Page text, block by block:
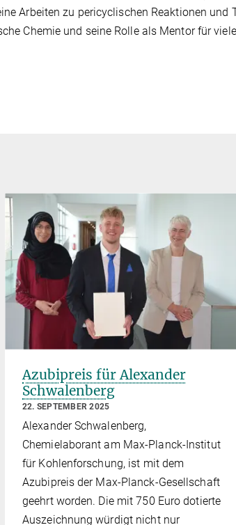
Arbeiten zu pericyclischen Reaktionen
Chemie und seine Rolle als Mentor für
Azubipreis für Alexander
Schwalenberg
22. SEPTEMBER 2025
Alexander Schwalenberg,
Chemielaborant am Max-Planck-Institut
für Kohlenforschung, ist mit dem
Azubipreis der Max-Planck-Gesellschaft
geehrt worden. Die mit 750 Euro dotierte
Auszeichnung würdigt nicht nur